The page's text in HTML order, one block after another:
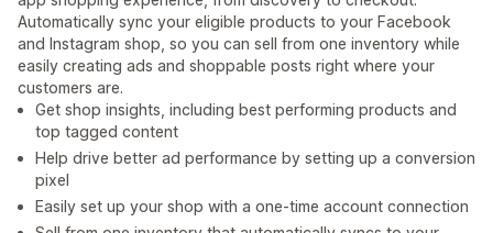
Automatically sync your eligible products to your Facebook
and Instagram shop, so you can sell from one inventory while
easily creating ads and shoppable posts right where your
customers are.
Get shop insights, including best performing products and
top tagged content
Help drive better ad performance by setting up a conversion
pixel
Easily set up your shop with a one-time account connection